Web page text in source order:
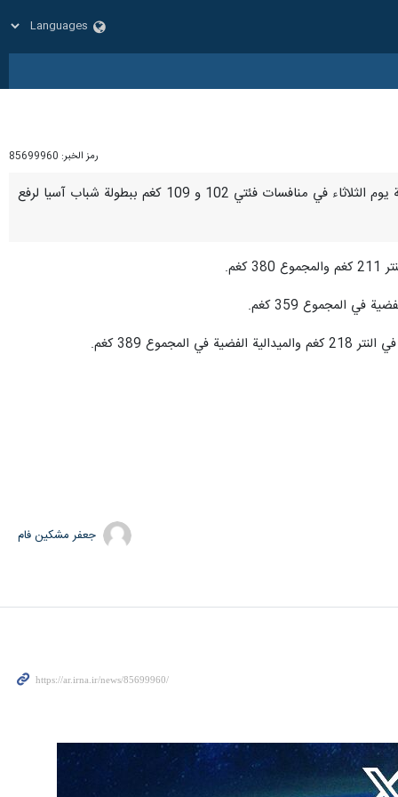
رمز الخبر: 85699960
طهران / 25 كانون الاول/ ديسمبر/ارنا- حصد الرباعون الايرانيون 12 ميدالية ملونة، 3 ذهبية و 4 فضية و 5 برونزية يوم الثلاثاء في منافسات فئتي 102 و 109 كغم ببطولة شباب آسيا لرفع
جعفر مشکین فام